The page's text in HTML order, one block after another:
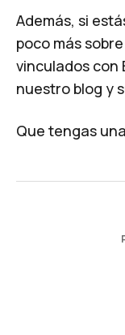
Además, si
poco más
vinculados con
nuestro blog y
Que tengas